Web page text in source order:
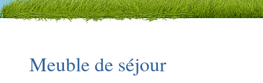
Meuble de séjour